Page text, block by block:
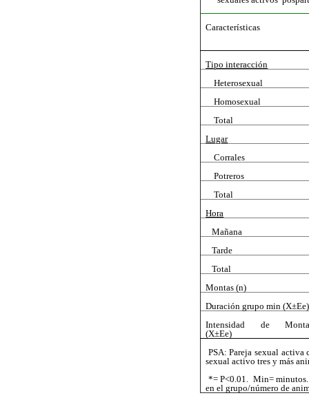
Características
Tipo interacción
Heterosexual
Homosexual
Total
Lugar
Corrales
Potreros
Total
Hora
Mañana
Tarde
Total
Montas (n)
Duración grupo min (X±Ee)
Intensidad de Monta
(X±Ee)
 PSA: Pareja sexual
sexual activo tres y más
*= P<0.01. Min= minutos.
en el grupo/número de